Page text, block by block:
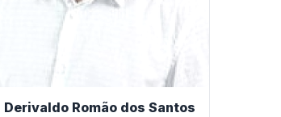
Derivaldo Romão dos Santos